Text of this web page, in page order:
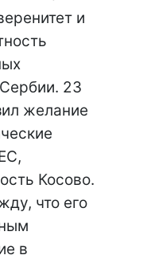
и
23
желание
Косово.
что его
в